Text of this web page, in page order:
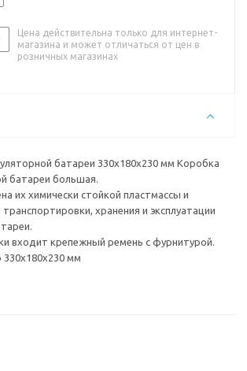
Цена действительна только для интернет-
магазина и может отличаться от цен в
розничных магазинах
батареи 330х180х230 мм Коробка
батареи большая.
их химически стойкой пластмассы и
хранения и эксплуатации
входит крепежный ремень с фурнитурой.
мм